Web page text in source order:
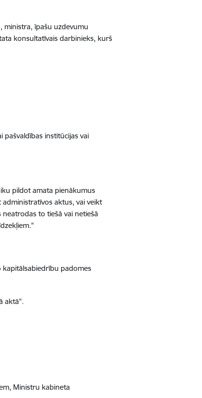
ministra, īpašu uzdevumu
konsultatīvais darbinieks, kurš
pašvaldības institūcijas vai
pildot amata pienākumus
administratīvos aktus, vai veikt
to tiešā vai netiešā
kapitālsabiedrību padomes
aktā".
Ministru kabineta